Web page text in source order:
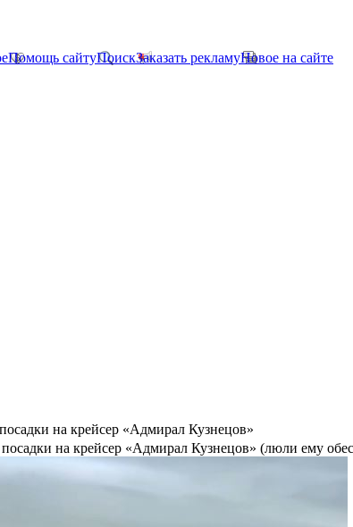
Помощь сайтуПоискЗаказать рекламуНовое на сайте
на крейсер «Адмирал Кузнецов»
на крейсер «Адмирал Кузнецов» (люли ему